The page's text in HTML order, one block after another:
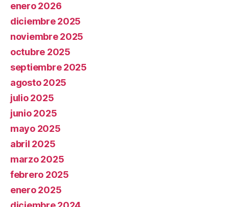
enero 2026
diciembre 2025
noviembre 2025
octubre 2025
septiembre 2025
agosto 2025
julio 2025
junio 2025
mayo 2025
abril 2025
marzo 2025
febrero 2025
enero 2025